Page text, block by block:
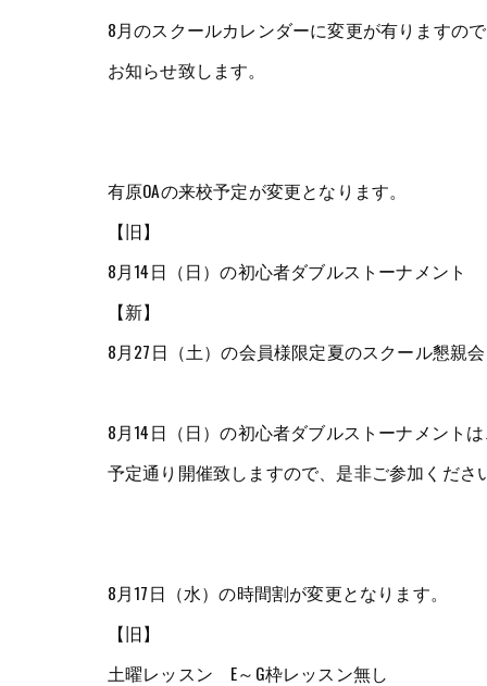
8月のスクールカレンダーに変更が有りますの
お知らせ致します。
有原OAの来校予定が変更となります。
【旧】
8月14日（日）の初心者ダブルストーナメント
【新】
8月27日（土）の会員様限定夏のスクール懇親会
8月14日（日）の初心者ダブルストーナメント
予定通り開催致しますので、是非ご参加くださ
8月17日（水）の時間割が変更となります。
【旧】
土曜レッスン E～G枠レッスン無し